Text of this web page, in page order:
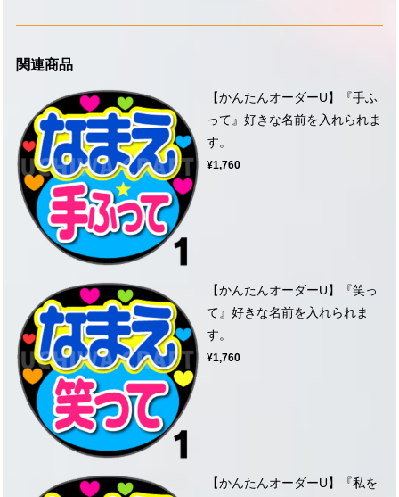
関連商品
【かんたんオーダーU】『手ふ
って』好きな名前を入れられま
す。
¥1,760
【かんたんオーダーU】『笑っ
て』好きな名前を入れられま
す。
¥1,760
【かんたんオーダーU】『私を